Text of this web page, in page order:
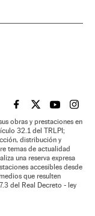
EL PAÍS BRASIL EN
EL PAÍSEL PAÍS
EL
obras y prestaciones en
32.1 del TRLPI;
distribución y
temas de actualidad
una reserva expresa
accesibles desde
que resulten
del Real Decreto - ley